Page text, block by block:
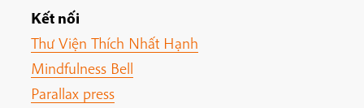
Kết nối
Thư Viện Thích Nhất Hạnh
Mindfulness Bell
Parallax press